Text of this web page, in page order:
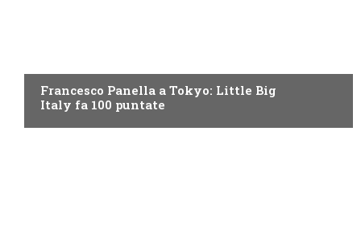
Francesco Panella a Tokyo: Little Big
Italy fa 100 puntate